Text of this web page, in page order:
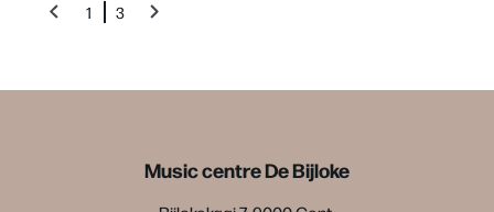
1 3
Music centre De Bijloke